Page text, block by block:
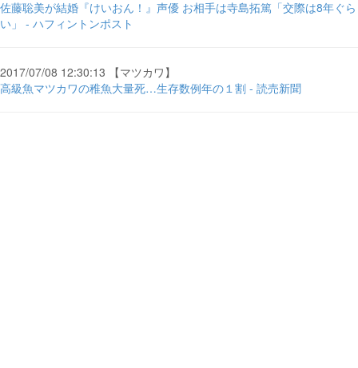
佐藤聡美が結婚『けいおん！』声優 お相手は寺島拓篤「交際は8年ぐら
い」 - ハフィントンポスト
2017/07/08 12:30:13 【マツカワ】
高級魚マツカワの稚魚大量死…生存数例年の１割 - 読売新聞